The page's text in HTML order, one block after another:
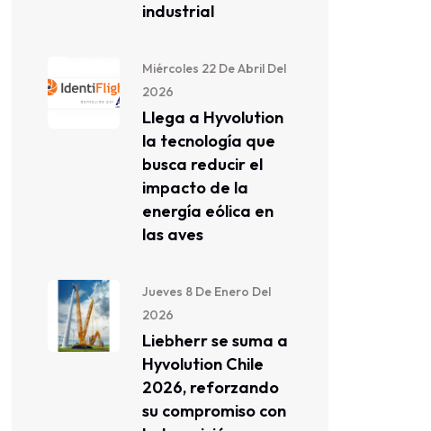
industrial
Miércoles 22 De Abril Del
2026
Llega a Hyvolution
la tecnología que
busca reducir el
impacto de la
energía eólica en
las aves
Jueves 8 De Enero Del
2026
Liebherr se suma a
Hyvolution Chile
2026, reforzando
su compromiso con